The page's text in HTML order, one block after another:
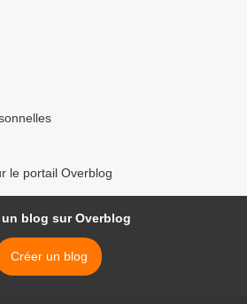
le portail Overblog
un blog sur Overblog
Créer un blog